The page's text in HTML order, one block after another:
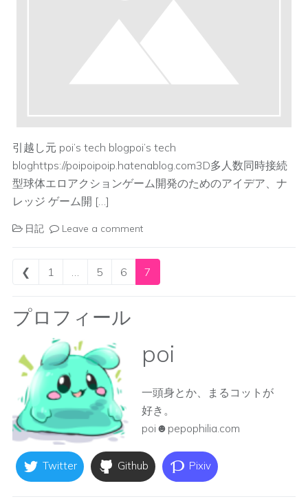
引越し元 poi’s tech blogpoi’s tech
bloghttps://poipoipoip.hatenablog.com3D多人数同時接続
型球体エロアクションゲーム開発のためのアイデア、ナ
レッジ ゲーム開 […]
日記 Leave a comment
Posts navigation
❮ 1 … 5 6 7
プロフィール
poi
一頭身とか、まるコットが
好き。
poi☻pepophilia.com
Twitter Github Pixiv